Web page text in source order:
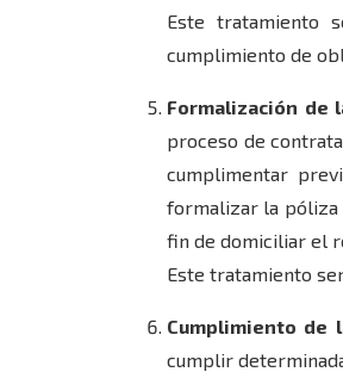
Este tratamiento
cumplimiento de
Formalización de
proceso de
cumplimentar
formalizar la póliza
fin de domiciliar el
Este tratamiento
Cumplimiento de
cumplir